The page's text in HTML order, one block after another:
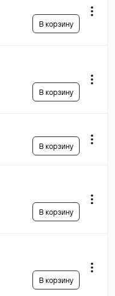
В корзину
В корзину
В корзину
В корзину
В корзину